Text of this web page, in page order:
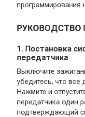
программирования
РУКОВОДСТВО
1. Постановка
передатчика
Выключите
убедитесь, что все
Нажмите и
передатчика один
подтверждающий